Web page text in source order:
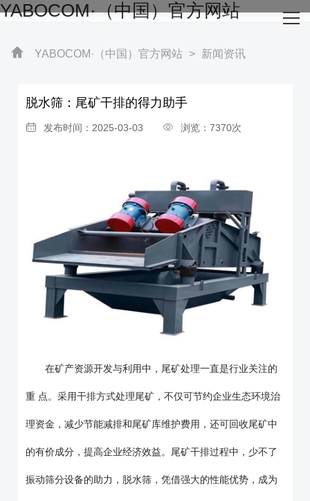
YABOCOM·（中国）官方网站
网站YABOCOM·（中国）官方网站
关于我们
成功案例
YABOCOM·（中国）官方网站
YABOCOM·（中国）官方网站 > 新闻资讯
脱水筛：尾矿干排的得力助手
发布时间：2025-03-03 浏览：7370次
在矿产资源开发与利用中，尾矿处理一直是行业关注的
重 点。采用干排方式处理尾矿，不仅可节约企业生态环境治
理资金，减少节能减排和尾矿库维护费用，还可回收尾矿中
的有价成分，提高企业经济效益。尾矿干排过程中，少不了
振动筛分设备的助力，脱水筛，凭借强大的性能优势，成为